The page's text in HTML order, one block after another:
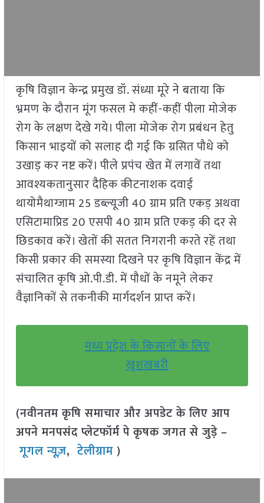
कृषि विज्ञान केन्द्र प्रमुख डॉ. संध्या मूरे ने बताया कि
भ्रमण के दौरान मूंग फसल मे कहीं-कहीं पीला मोजेक
रोग के लक्षण देखे गये। पीला मोजेक रोग प्रबंधन हेतु
किसान भाइयों को सलाह दी गई कि ग्रसित पौधे को
उखाड़ कर नष्ट करें। पीले प्रपंच खेत में लगावें तथा
आवश्यकतानुसार दैहिक कीटनाशक दवाई
थायोमैथाग्जाम 25 डब्ल्यूजी 40 ग्राम प्रति एकड़ अथवा
एसिटामाप्रिड 20 एसपी 40 ग्राम प्रति एकड़ की दर से
छिडकाव करें। खेतों की सतत निगरानी करते रहें तथा
किसी प्रकार की समस्या दिखने पर कृषि विज्ञान केंद्र में
संचालित कृषि ओ.पी.डी. में पौधों के नमूने लेकर
वैज्ञानिकों से तकनीकी मार्गदर्शन प्राप्त करें।
मध्य प्रदेश के किसानों के लिए
खुशखबरी
(नवीनतम कृषि समाचार और अपडेट के लिए आप
अपने मनपसंद प्लेटफॉर्म पे कृषक जगत से जुड़े –
गूगल न्यूज़,टेलीग्राम )